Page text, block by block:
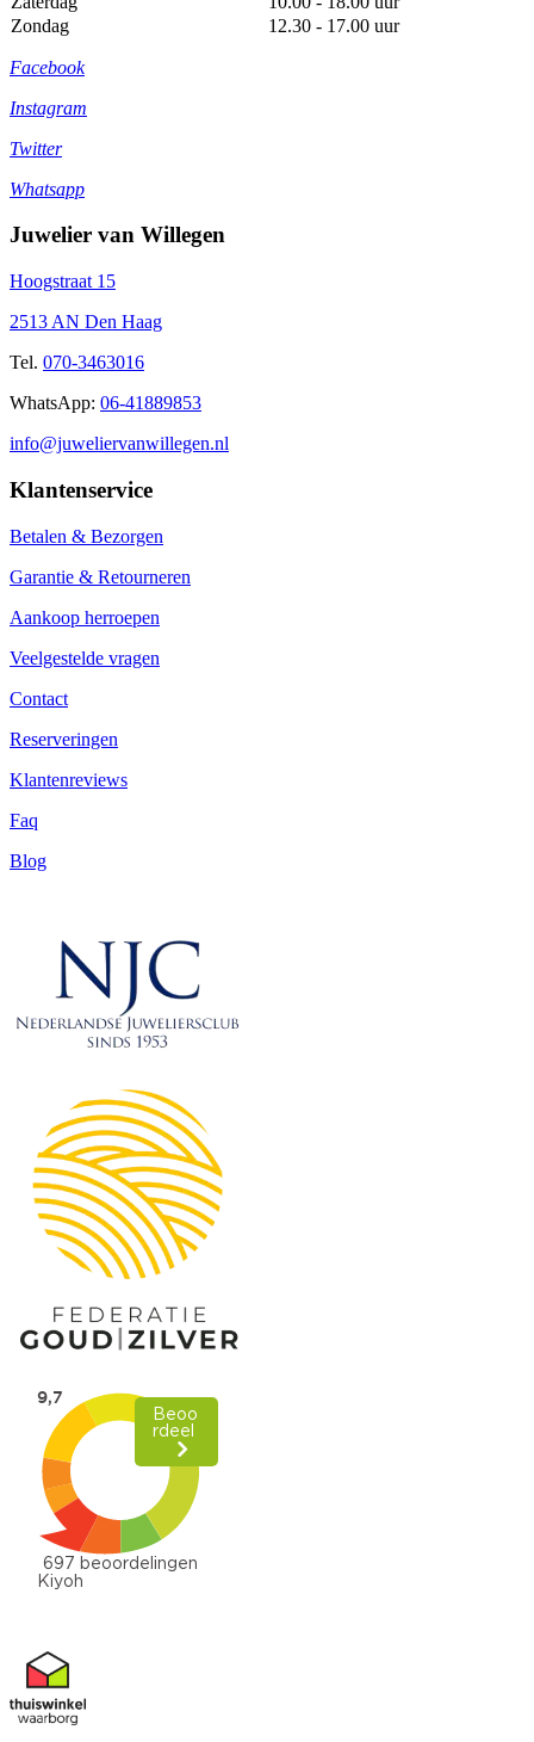
Zondag
12.30 - 17.00 uur
Facebook
Instagram
Twitter
Whatsapp
Juwelier van Willegen
Hoogstraat 15
2513 AN Den Haag
Tel. 070-3463016
WhatsApp: 06-41889853
info@juweliervanwillegen.nl
Klantenservice
Betalen & Bezorgen
Garantie & Retourneren
Aankoop herroepen
Veelgestelde vragen
Contact
Reserveringen
Klantenreviews
Faq
Blog